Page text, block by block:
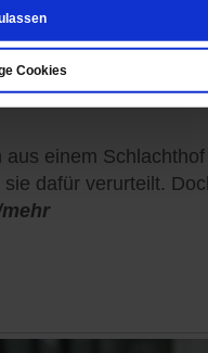
Cookies
einem Schlachthof
dafür verurteilt.